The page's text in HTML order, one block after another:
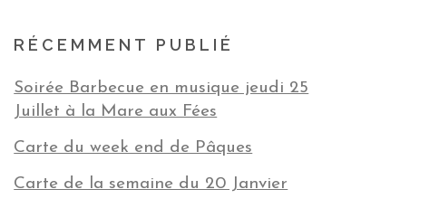
RÉCEMMENT PUBLIÉ
Soirée Barbecue en musique jeudi 25
Juillet à la Mare aux Fées
Carte du week end de Pâques
Carte de la semaine du 20 Janvier